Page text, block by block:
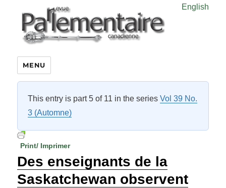
English
MENU
This entry is part 5 of 11 in the seriesVol 39 No.
3 (Automne)
Print/ Imprimer
Des enseignants de la
Saskatchewan observent